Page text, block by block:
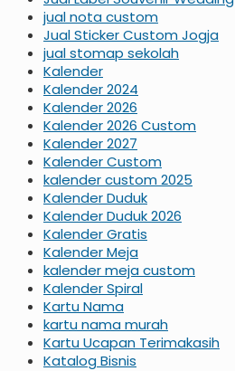
jual nota custom
Jual Sticker Custom Jogja
jual stomap sekolah
Kalender
Kalender 2024
Kalender 2026
Kalender 2026 Custom
Kalender 2027
Kalender Custom
kalender custom 2025
Kalender Duduk
Kalender Duduk 2026
Kalender Gratis
Kalender Meja
kalender meja custom
Kalender Spiral
Kartu Nama
kartu nama murah
Kartu Ucapan Terimakasih
Katalog Bisnis